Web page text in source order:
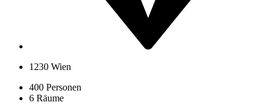
1230 Wien
400 Personen
6 Räume